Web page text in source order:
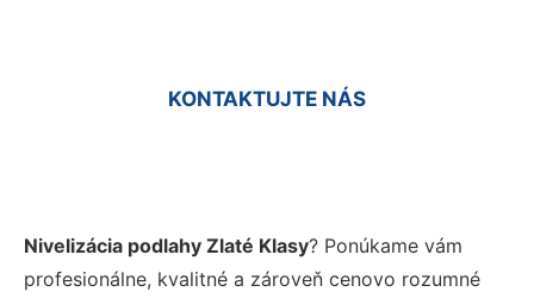
KONTAKTUJTE NÁS
Nivelizácia podlahy Zlaté Klasy? Ponúkame vám
profesionálne, kvalitné a zároveň cenovo rozumné